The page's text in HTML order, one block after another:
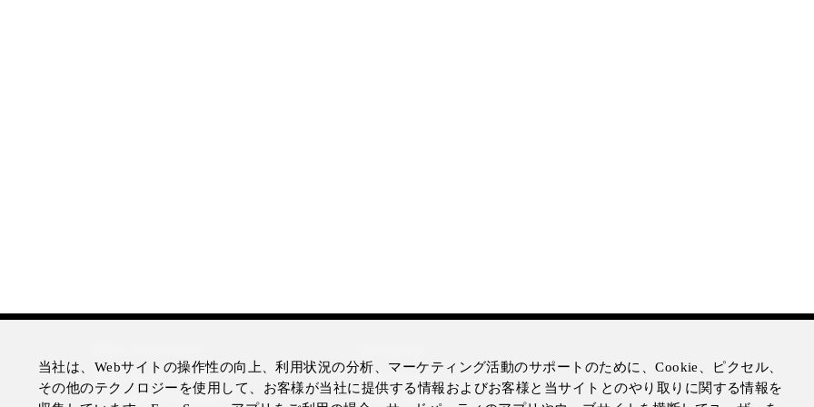
Press Room
Four Seasons Magazine
Legal Notice
Privacy Notice
当社は、Webサイトの操作性の向上、利用状況の分析、マーケティング活動のサポートのために、Cookie、ピクセル、
その他のテクノロジーを使用して、お客様が当社に提供する情報およびお客様と当サイトとのやり取りに関する情報を